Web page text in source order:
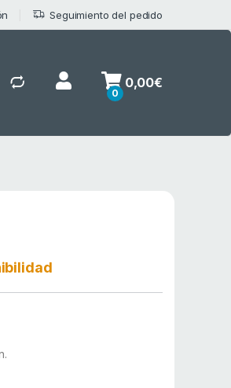
Seguimiento del pedido
0
0,00€